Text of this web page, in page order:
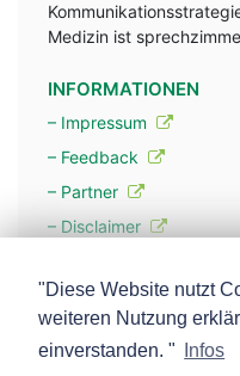
Medizin ist
INFORMATIONEN
– Impressum
– Feedback
– Partner
– Disclaimer
– Werbung
– Mehr über unsere
"Diese Website nutzt
weiteren Nutzung
einverstanden. "
Infos